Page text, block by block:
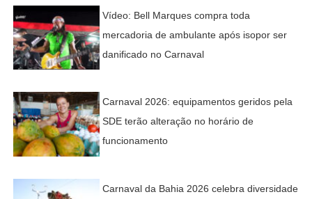
Vídeo: Bell Marques compra toda
mercadoria de ambulante após isopor ser
danificado no Carnaval
Carnaval 2026: equipamentos geridos pela
SDE terão alteração no horário de
funcionamento
Carnaval da Bahia 2026 celebra diversidade